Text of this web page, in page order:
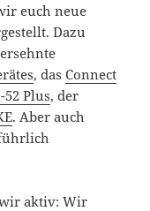
euch neue
Dazu
, dasConnect
52 Plus, der
. Aber auch
aktiv: Wir